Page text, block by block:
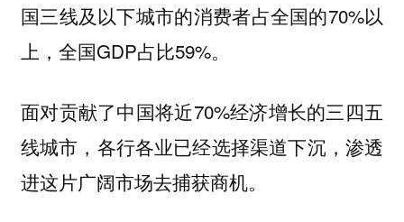
国三线及以下城市的消费者占全国的70%以
上，全国GDP占比59%。
面对贡献了中国将近70%经济增长的三四五
线城市，各行各业已经选择渠道下沉，渗透
进这片广阔市场去捕获商机。